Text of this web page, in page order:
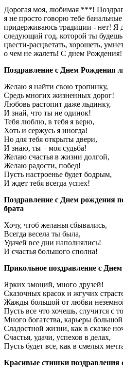
Дорогая моя, любимая ***!
я не просто говорю тебе
придерживаюсь традиции - нет! Я
следующий год, которой ты будешь
цвести-расцветать, хорошеть,
о чем не жалеть! С днем Рождения!
Поздравление с Днем Рождения
Желаю я найти свою тропинку,
Средь многих жизненных дорог!
Любовь растопит даже льдинку,
И знай, что ты не одинок!
Тебя люблю, в тебя я верю,
Хоть и сержусь я иногда!
Но для тебя открыты двери,
И знаю, ты – моя судьба!
Желаю счастья в жизни долгой,
Желаю радости, побед!
Пусть настроенье будет бодрым,
И ждет тебя всегда успех!
Поздравление с Днем рождения
брата
Хочу, чтоб желанья сбывались,
Всегда весела ты была,
Удачей все дни наполнялись!
И счастья большого сполна!
Прикольное поздравление с
Ярких эмоций, много друзей!
Сказочных красок и жгучих
Жажды большой от любви
Пусть все что хочешь, случится с
Много богатства, карьеры
Сладостной жизни, как в сказке
Счастья, удачи, успехов в делах,
Пусть будет все, как в смелых
Красивые стишки поздравления